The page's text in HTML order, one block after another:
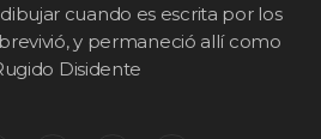
cuando es escrita por los
y permaneció allí como
Disidente